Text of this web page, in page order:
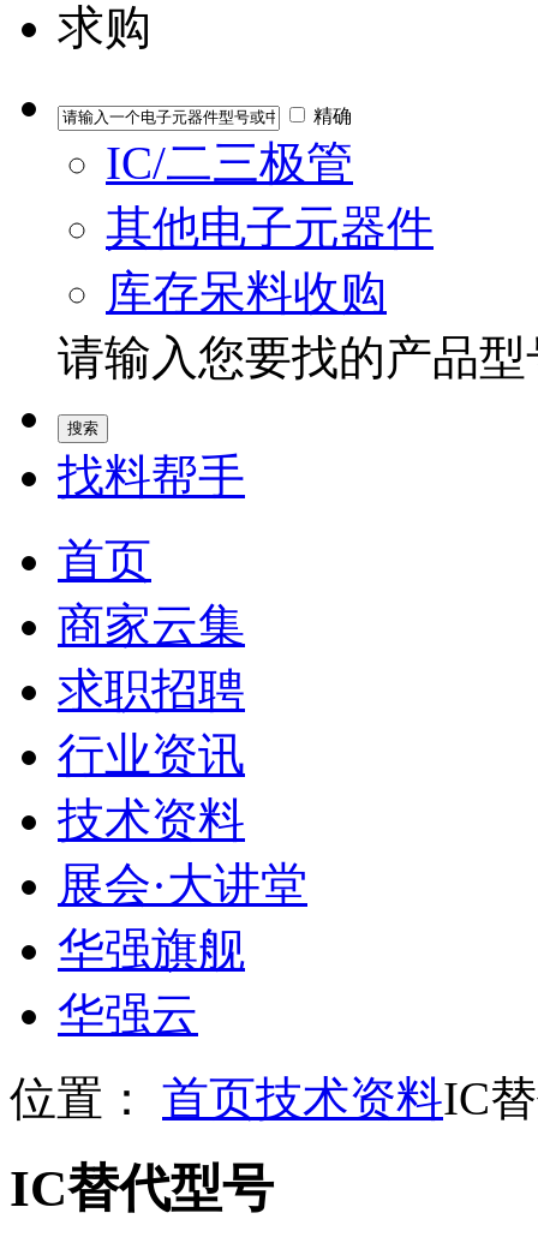
求购
精确
IC/二三极管
其他电子元器件
库存呆料收购
请输入您要找的产品型
找料帮手
首页
商家云集
求职招聘
行业资讯
技术资料
展会·大讲堂
华强旗舰
华强云
位置： 首页技术资料IC
IC替代型号